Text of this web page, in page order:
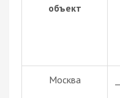
объект
Москва